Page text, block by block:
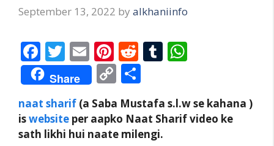
September 13, 2022 by alkhaniinfo
F
ac
e
b
o
T
w
itt
er
E
m
ai
l
Pi
nt
er
e
st
R
e
d
di
t
T
bl
r
s
A
Share C
o
p
y
h
ar
e
naat sharif (a Saba Mustafa s.l.w se kahana )
iswebsite per aapko Naat Sharif video ke
sath likhi hui naate milengi.